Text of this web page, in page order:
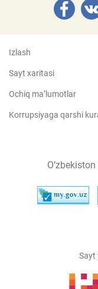
Izlash
Sayt xaritasi
Ochiq ma’lumotlar
Korrupsiyaga qarshi
Sayt